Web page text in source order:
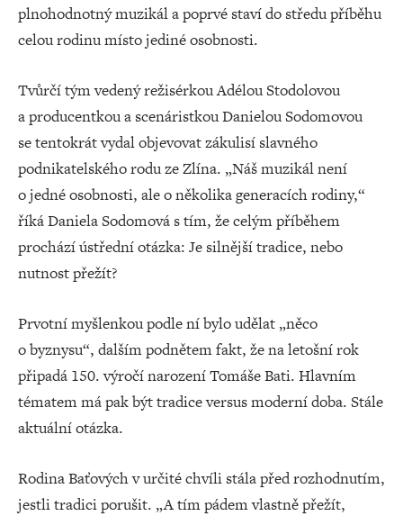
plnohodnotný muzikál a poprvé staví do středu příběhu
celou rodinu místo jediné osobnosti.
Tvůrčí tým vedený režisérkou Adélou Stodolovou
a producentkou a scenáristkou Danielou Sodomovou
se tentokrát vydal objevovat zákulisí slavného
podnikatelského rodu ze Zlína. „Náš muzikál není
o jedné osobnosti, ale o několika generacích rodiny,“
říká Daniela Sodomová s tím, že celým příběhem
prochází ústřední otázka: Je silnější tradice, nebo
nutnost přežít?
Prvotní myšlenkou podle ní bylo udělat „něco
o byznysu“, dalším podnětem fakt, že na letošní rok
připadá 150. výročí narození Tomáše Bati. Hlavním
tématem má pak být tradice versus moderní doba. Stále
aktuální otázka.
Rodina Baťových v určité chvíli stála před rozhodnutím,
jestli tradici porušit. „A tím pádem vlastně přežít,